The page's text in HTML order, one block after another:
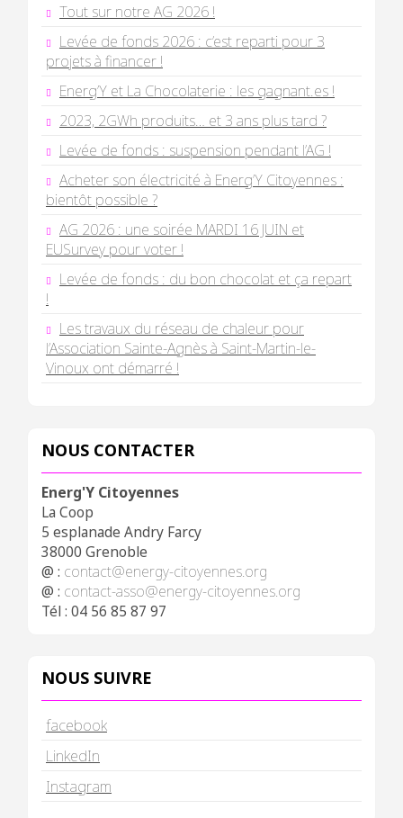
Tout sur notre AG 2026 !
Levée de fonds 2026 : c’est reparti pour 3
projets à financer !
Energ’Y et La Chocolaterie : les gagnant.es !
2023, 2GWh produits… et 3 ans plus tard ?
Levée de fonds : suspension pendant l’AG !
Acheter son électricité à Energ’Y Citoyennes :
bientôt possible ?
AG 2026 : une soirée MARDI 16 JUIN et
EUSurvey pour voter !
Levée de fonds : du bon chocolat et ça repart
!
Les travaux du réseau de chaleur pour
l’Association Sainte-Agnès à Saint-Martin-le-
Vinoux ont démarré !
NOUS CONTACTER
Energ'Y Citoyennes
La Coop
5 esplanade Andry Farcy
38000 Grenoble
@ : contact@energy-citoyennes.org
@ : contact-asso@energy-citoyennes.org
Tél : 04 56 85 87 97
NOUS SUIVRE
facebook
LinkedIn
Instagram